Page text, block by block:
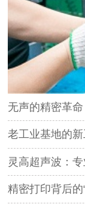
无声的精密革命：
老工业基地的新工
灵高超声波：专业
精密打印背后的“隐形